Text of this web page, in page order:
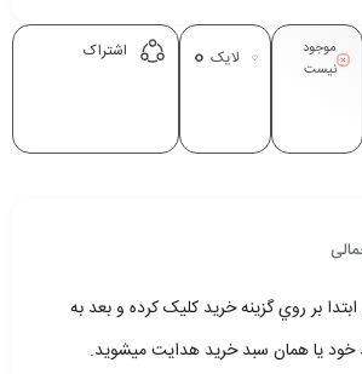
موجود
نیست
لایک 0 اشتراک
بر روي گزينه خريد کليک کرده و بعد به
يا همان سبد خريد هدايت ميشويد.